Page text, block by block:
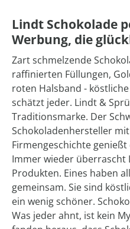
Lindt Schokolade
Werbung, die
Zart schmelzende
raffinierten Füllungen,
roten Halsband -
schätzt jeder. Lindt &
Traditionsmarke. Der
Schokoladenhersteller
Firmengeschichte
Immer wieder überrascht
Produkten. Eines haben
gemeinsam. Sie sind
ein wenig schöner.
Was jeder ahnt, ist kein